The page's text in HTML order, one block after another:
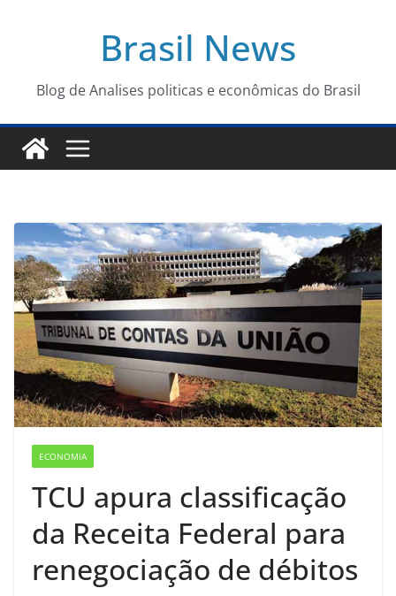
conteúdo
Brasil News
Blog de Analises politicas e econômicas do Brasil
ECONOMIA
TCU apura classificação
da Receita Federal para
renegociação de débitos